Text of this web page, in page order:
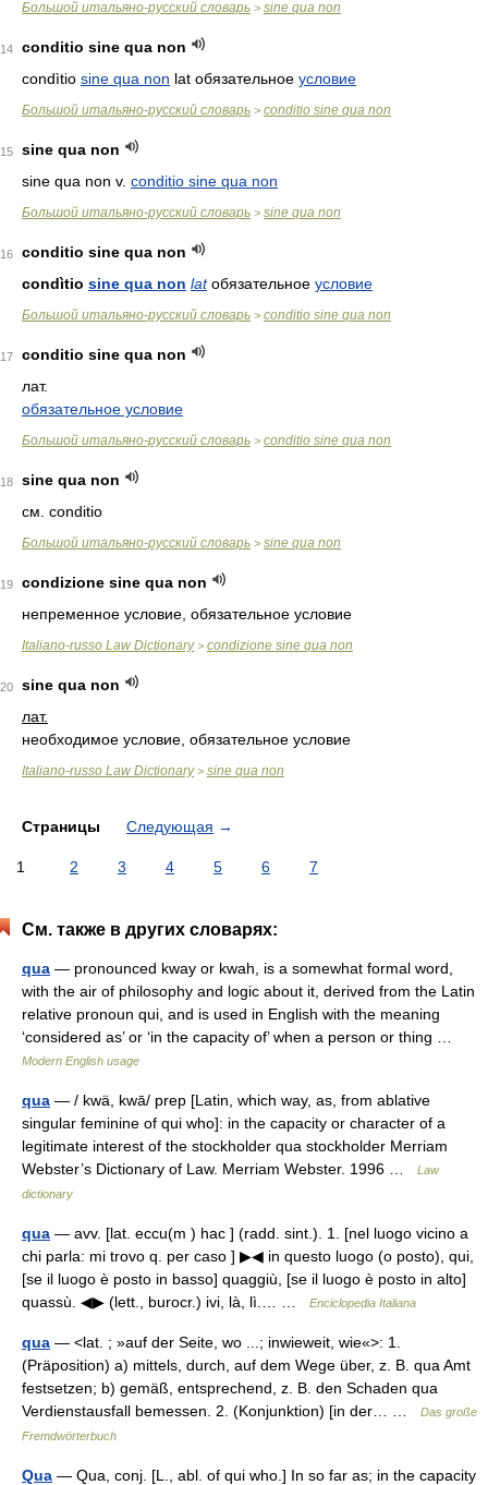
Большой итальяно-русский словарь > sine qua non
14
conditio sine qua non
condìtio sine qua non lat обязательное условие
Большой итальяно-русский словарь > conditio sine qua non
15
sine qua non
sine qua non v. conditio sine qua non
Большой итальяно-русский словарь > sine qua non
16
conditio sine qua non
condìtio sine qua non latобязательное условие
Большой итальяно-русский словарь > conditio sine qua non
17
conditio sine qua non
лат.
обязательное условие
Большой итальяно-русский словарь > conditio sine qua non
18
sine qua non
см. conditio
Большой итальяно-русский словарь > sine qua non
19
condizione sine qua non
непременное условие, обязательное условие
Italiano-russo Law Dictionary> condizione sine qua non
20
sine qua non
лат.
необходимое условие, обязательное условие
Italiano-russo Law Dictionary> sine qua non
Страницы Следующая →
1 2 3 4 5 6 7
См. также в других словарях:
qua — pronounced kway or kwah, is a somewhat formal word,
with the air of philosophy and logic about it, derived from the Latin
relative pronoun qui, and is used in English with the meaning
‘considered as’ or ‘in the capacity of’ when a person or thing …
Modern English usage
qua — / kwä, kwā/ prep [Latin, which way, as, from ablative
singular feminine of qui who]: in the capacity or character of a
legitimate interest of the stockholder qua stockholder Merriam
Webster’s Dictionary of Law. Merriam Webster. 1996 …
Law
dictionary
qua — avv. [lat. eccu(m ) hac ] (radd. sint.). 1. [nel luogo vicino a
chi parla: mi trovo q. per caso ] ▶◀ in questo luogo (o posto), qui,
[se il luogo è posto in basso] quaggiù, [se il luogo è posto in alto]
quassù. ◀▶ (lett., burocr.) ivi, là, lì.… …
Enciclopedia Italiana
qua — <lat. ; »auf der Seite, wo ...; inwieweit, wie«>: 1.
(Präposition) a) mittels, durch, auf dem Wege über, z. B. qua Amt
festsetzen; b) gemäß, entsprechend, z. B. den Schaden qua
Verdienstausfall bemessen. 2. (Konjunktion) [in der… …
Das große
Fremdwörterbuch
Qua — Qua, conj. [L., abl. of qui who.] In so far as; in the capacity